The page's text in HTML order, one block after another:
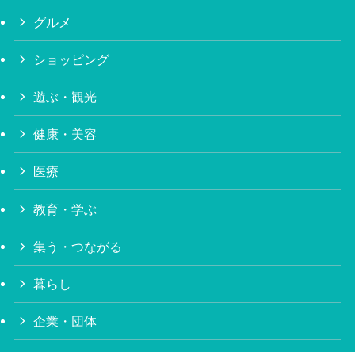
グルメ
ショッピング
遊ぶ・観光
健康・美容
医療
教育・学ぶ
集う・つながる
暮らし
企業・団体